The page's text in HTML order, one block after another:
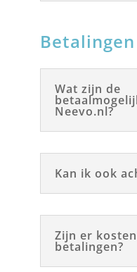
Betalingen
Wat zijn de
Neevo.nl?
Kan ik ook
Zijn er
betalingen?